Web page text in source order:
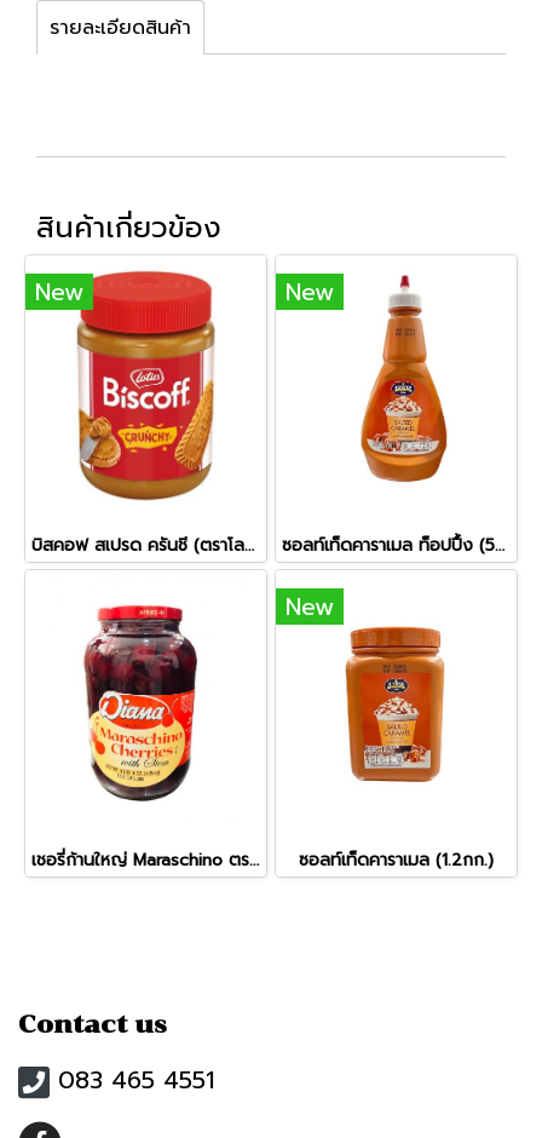
รายละเอียดสินค้า
สินค้าเกี่ยวข้อง
New
บิสคอฟ สเปรด ครันชี (ตราโลตัส)
New
ซอลท์เท็ดคาราเมล ท็อปปื้ง (500ก.)-จุกแดง
เชอรี่ก้านใหญ่ Maraschino ตรา Diana (ขวดพลาสติกใหญ่)
New
ซอลท์เท็ดคาราเมล (1.2กก.)
Contact us
083 465 4551